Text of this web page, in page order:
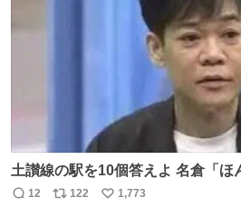
土讃線の駅を10個答えよ 名倉「ほんまごめん、」 ↑正解
（御免駅）
返
12
リ
122
い
1,773